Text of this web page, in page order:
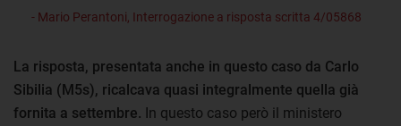
- Mario Perantoni, Interrogazione a risposta scritta 4/05868
La risposta, presentata anche in questo caso da Carlo
Sibilia (M5s), ricalcava quasi integralmente quella già
fornita a settembre. In questo caso però il ministero